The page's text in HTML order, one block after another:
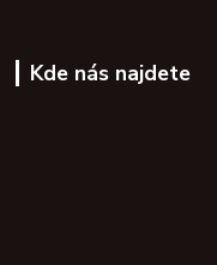
Kde nás najdete